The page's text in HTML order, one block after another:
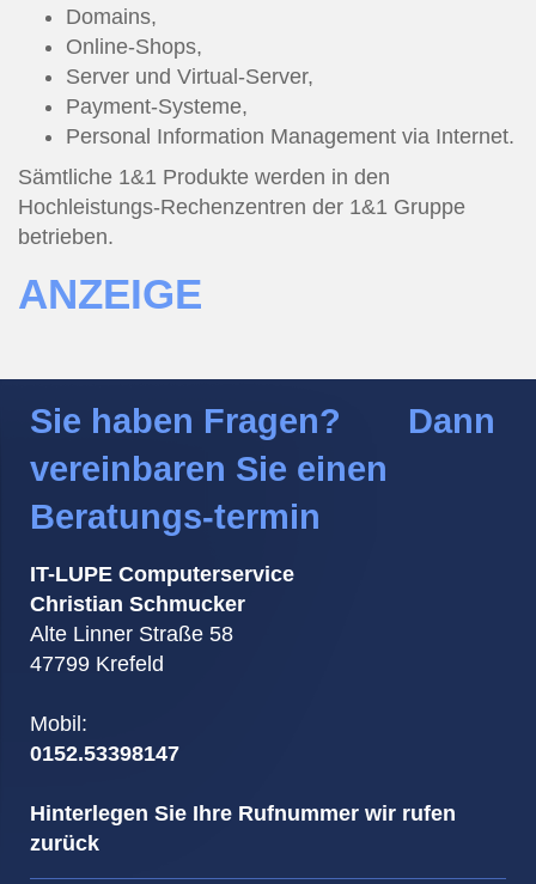
Domains,
Online-Shops,
Server und Virtual-Server,
Payment-Systeme,
Personal Information Management via Internet.
Sämtliche 1&1 Produkte werden in den
Hochleistungs-Rechenzentren der 1&1 Gruppe
betrieben.
ANZEIGE
Sie haben Fragen? Dann
vereinbaren Sie einen
Beratungs-termin
IT-LUPE Computerservice
Christian Schmucker
Alte Linner Straße 58
47799 Krefeld
Mobil:
0152.53398147
Hinterlegen Sie Ihre Rufnummer wir rufen
zurück